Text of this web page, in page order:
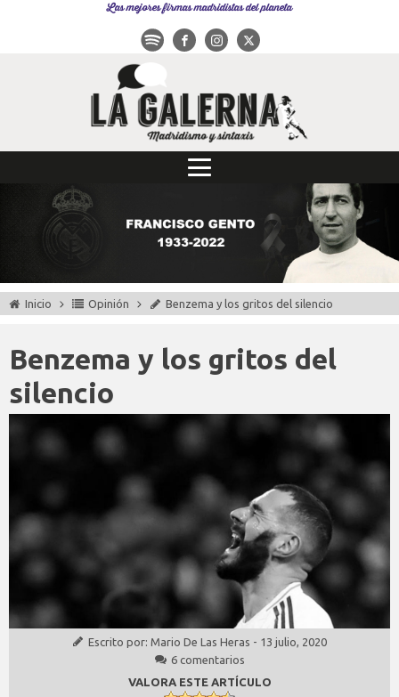
Las mejores firmas madridistas del planeta
Inicio Opinión Benzema y los gritos del silencio
Benzema y los gritos del
silencio
Escrito por: Mario De Las Heras - 13 julio, 2020
6 comentarios
VALORA ESTE ARTÍCULO